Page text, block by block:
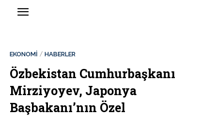
EKONOMİ HABERLER
Özbekistan Cumhurbaşkanı
Mirziyoyev, Japonya
Başbakanı’nın Özel